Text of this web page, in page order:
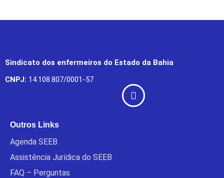
Sindicato dos enfermeiros do Estado da Bahia
CNPJ: 14.108.807/0001-57
Outros Links
Agenda SEEB
Assistência Jurídica do SEEB
FAQ – Perguntas